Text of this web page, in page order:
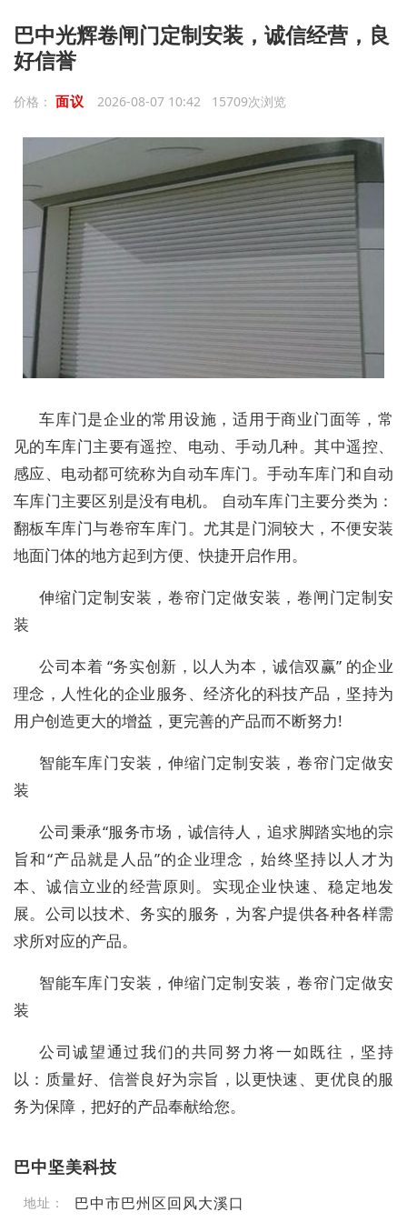
巴中光辉卷闸门定制安装，诚信经营，良
好信誉
价格： 面议 2026-08-07 10:42 15709次浏览
车库门是企业的常用设施，适用于商业门面等，常
见的车库门主要有遥控、电动、手动几种。其中遥控、
感应、电动都可统称为自动车库门。手动车库门和自动
车库门主要区别是没有电机。 自动车库门主要分类为：
翻板车库门与卷帘车库门。尤其是门洞较大，不便安装
地面门体的地方起到方便、快捷开启作用。
伸缩门定制安装，卷帘门定做安装，卷闸门定制安
装
公司本着 “务实创新，以人为本，诚信双赢” 的企业
理念，人性化的企业服务、经济化的科技产品，坚持为
用户创造更大的增益，更完善的产品而不断努力!
智能车库门安装，伸缩门定制安装，卷帘门定做安
装
公司秉承“服务市场，诚信待人，追求脚踏实地的宗
旨和“产品就是人品”的企业理念，始终坚持以人才为
本、诚信立业的经营原则。实现企业快速、稳定地发
展。公司以技术、务实的服务，为客户提供各种各样需
求所对应的产品。
智能车库门安装，伸缩门定制安装，卷帘门定做安
装
公司诚望通过我们的共同努力将一如既往，坚持
以：质量好、信誉良好为宗旨，以更快速、更优良的服
务为保障，把好的产品奉献给您。
巴中坚美科技
地址： 巴中市巴州区回风大溪口